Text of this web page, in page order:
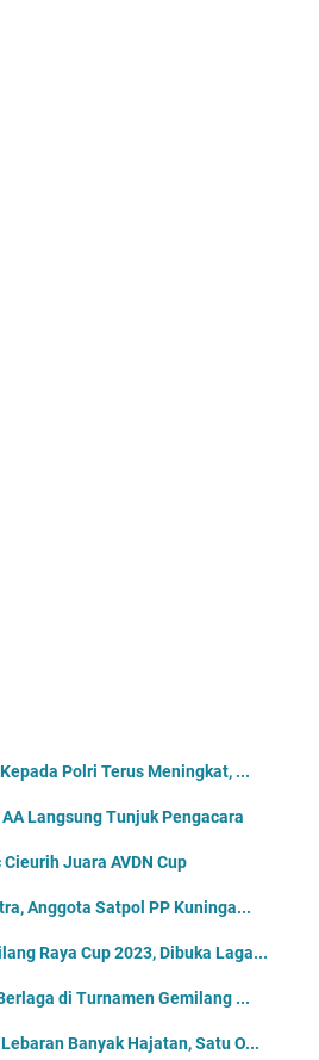
Polri Terus Meningkat, ...
Langsung Tunjuk Pengacara
Juara AVDN Cup
Anggota Satpol PP Kuninga...
Raya Cup 2023, Dibuka Laga...
di Turnamen Gemilang ...
Banyak Hajatan, Satu O...